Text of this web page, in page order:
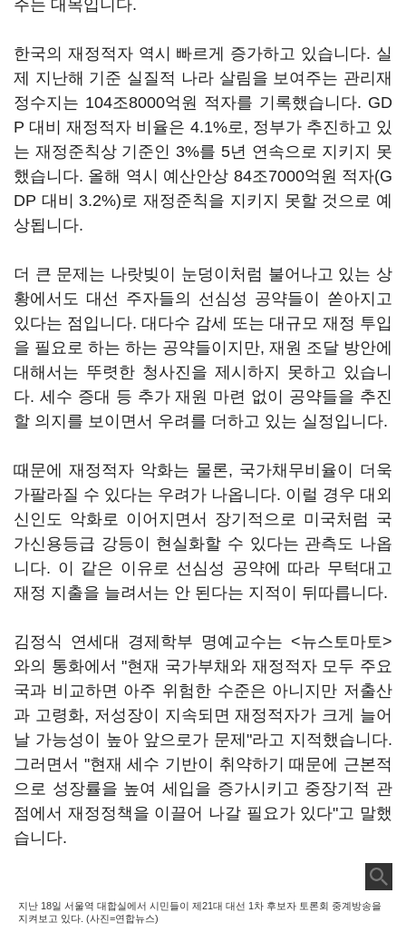
주는 대목입니다.
한국의 재정적자 역시 빠르게 증가하고 있습니다. 실
제 지난해 기준 실질적 나라 살림을 보여주는 관리재
정수지는 104조8000억원 적자를 기록했습니다. GD
P 대비 재정적자 비율은 4.1%로, 정부가 추진하고 있
는 재정준칙상 기준인 3%를 5년 연속으로 지키지 못
했습니다. 올해 역시 예산안상 84조7000억원 적자(G
DP 대비 3.2%)로 재정준칙을 지키지 못할 것으로 예
상됩니다.
더 큰 문제는 나랏빚이 눈덩이처럼 불어나고 있는 상
황에서도 대선 주자들의 선심성 공약들이 쏟아지고
있다는 점입니다. 대다수 감세 또는 대규모 재정 투입
을 필요로 하는 하는 공약들이지만, 재원 조달 방안에
대해서는 뚜렷한 청사진을 제시하지 못하고 있습니
다. 세수 증대 등 추가 재원 마련 없이 공약들을 추진
할 의지를 보이면서 우려를 더하고 있는 실정입니다.
때문에 재정적자 악화는 물론, 국가채무비율이 더욱
가팔라질 수 있다는 우려가 나옵니다. 이럴 경우 대외
신인도 악화로 이어지면서 장기적으로 미국처럼 국
가신용등급 강등이 현실화할 수 있다는 관측도 나옵
니다. 이 같은 이유로 선심성 공약에 따라 무턱대고
재정 지출을 늘려서는 안 된다는 지적이 뒤따릅니다.
김정식 연세대 경제학부 명예교수는 <뉴스토마토>
와의 통화에서 "현재 국가부채와 재정적자 모두 주요
국과 비교하면 아주 위험한 수준은 아니지만 저출산
과 고령화, 저성장이 지속되면 재정적자가 크게 늘어
날 가능성이 높아 앞으로가 문제"라고 지적했습니다.
그러면서 "현재 세수 기반이 취약하기 때문에 근본적
으로 성장률을 높여 세입을 증가시키고 중장기적 관
점에서 재정정책을 이끌어 나갈 필요가 있다"고 말했
습니다.
지난 18일 서울역 대합실에서 시민들이 제21대 대선 1차 후보자 토론회 중계방송을
지켜보고 있다. (사진=연합뉴스)